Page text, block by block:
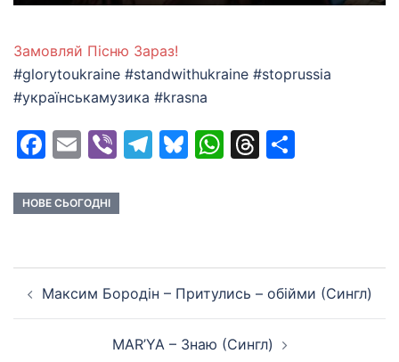
Замовляй Пiсню Зараз!
#glorytoukraine #standwithukraine #stoprussia
#українськамузика #krasna
Facebook
EmailViberTelegram
Bluesky
WhatsApp
Threads
НОВЕ СЬОГОДНІ
navigation
Максим Бородін – Притулись – обійми (Сингл)
MAR’YA – Знаю (Сингл)